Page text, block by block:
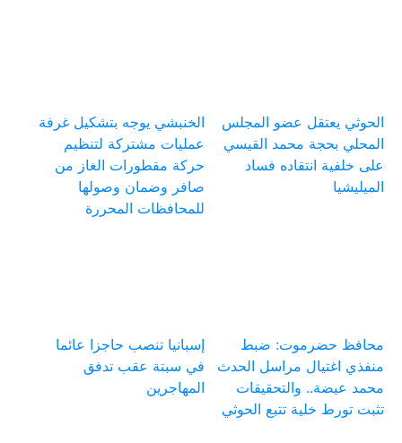
الحوثي يعتقل عضو المجلس
المحلي بحجة محمد القيسي
على خلفية انتقاده فساد
الميليشيا
الخنبشي يوجه بتشكيل غرفة
عمليات مشتركة لتنظيم
حركة مقطورات الغاز من
صافر وضمان وصولها
للمحافظات المحررة
محافظ حضرموت: ضبط
منفذي اغتيال مراسل الحدث
محمد عيضة.. والتحقيقات
تثبت تورط خلية تتبع الحوثي
إسبانيا تنصب حاجزا عائما
في سبتة عقب تدفق
المهاجرين